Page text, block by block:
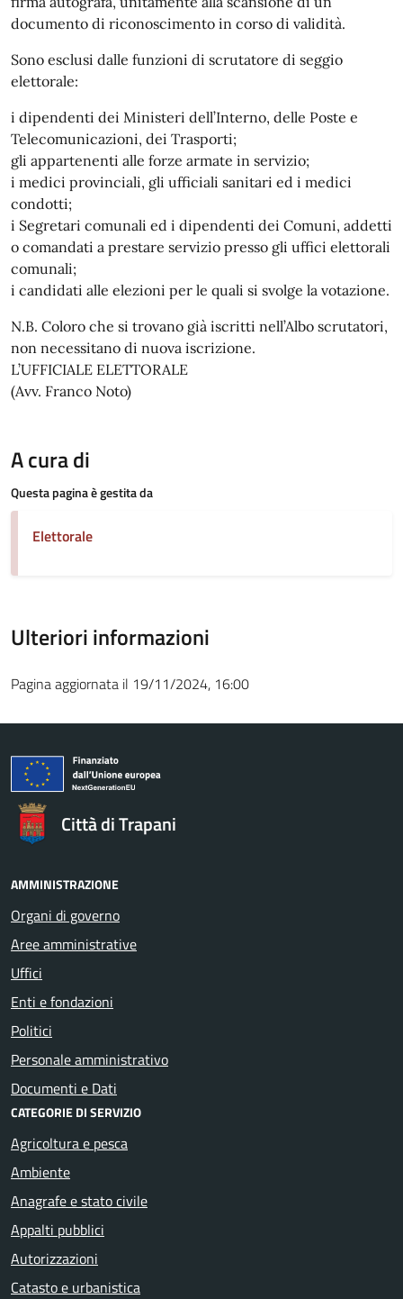
documento di riconoscimento in corso di validità.
Sono esclusi dalle funzioni di scrutatore di seggio
elettorale:
i dipendenti dei Ministeri dell’Interno, delle Poste e
Telecomunicazioni, dei Trasporti;
gli appartenenti alle forze armate in servizio;
i medici provinciali, gli ufficiali sanitari ed i medici
condotti;
i Segretari comunali ed i dipendenti dei Comuni, addetti
o comandati a prestare servizio presso gli uffici elettorali
comunali;
i candidati alle elezioni per le quali si svolge la votazione.
N.B. Coloro che si trovano già iscritti nell’Albo scrutatori,
non necessitano di nuova iscrizione.
L’UFFICIALE ELETTORALE
(Avv. Franco Noto)
A cura di
Questa pagina è gestita da
Elettorale
Ulteriori informazioni
Pagina aggiornata il 19/11/2024, 16:00
Città di Trapani
AMMINISTRAZIONE
Organi di governo
Aree amministrative
Uffici
Enti e fondazioni
Politici
Personale amministrativo
Documenti e Dati
CATEGORIE DI SERVIZIO
Agricoltura e pesca
Ambiente
Anagrafe e stato civile
Appalti pubblici
Autorizzazioni
Catasto e urbanistica